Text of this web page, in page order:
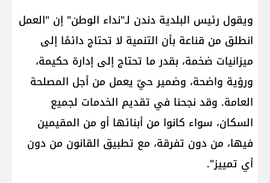
ويقول رئيس البلدية دندن لـ"نداء الوطن" إن "العمل
انطلق من قناعة بأن التنمية لا تحتاج دائمًا إلى
ميزانيات ضخمة، بقدر ما تحتاج إلى إدارة حكيمة،
ورؤية واضحة، وضمير حيّ يعمل من أجل المصلحة
العامة. وقد نجحنا في تقديم الخدمات لجميع
السكان، سواء كانوا من أبنائها أو من المقيمين
فيها، من دون تفرقة، مع تطبيق القانون من دون
أي تمييز".